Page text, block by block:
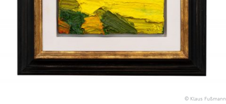
© Klaus Fußmann